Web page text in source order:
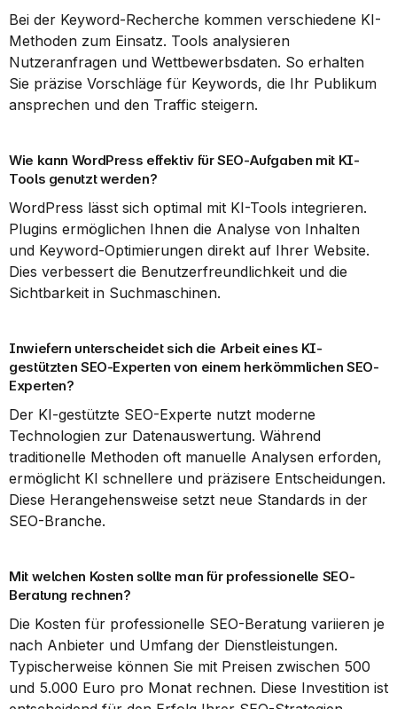
Bei der Keyword-Recherche kommen verschiedene KI-
Methoden zum Einsatz. Tools analysieren
Nutzeranfragen und Wettbewerbsdaten. So erhalten
Sie präzise Vorschläge für Keywords, die Ihr Publikum
ansprechen und den Traffic steigern.
Wie kann WordPress effektiv für SEO-Aufgaben mit KI-
Tools genutzt werden?
WordPress lässt sich optimal mit KI-Tools integrieren.
Plugins ermöglichen Ihnen die Analyse von Inhalten
und Keyword-Optimierungen direkt auf Ihrer Website.
Dies verbessert die Benutzerfreundlichkeit und die
Sichtbarkeit in Suchmaschinen.
Inwiefern unterscheidet sich die Arbeit eines KI-
gestützten SEO-Experten von einem herkömmlichen SEO-
Experten?
Der KI-gestützte SEO-Experte nutzt moderne
Technologien zur Datenauswertung. Während
traditionelle Methoden oft manuelle Analysen erforden,
ermöglicht KI schnellere und präzisere Entscheidungen.
Diese Herangehensweise setzt neue Standards in der
SEO-Branche.
Mit welchen Kosten sollte man für professionelle SEO-
Beratung rechnen?
Die Kosten für professionelle SEO-Beratung variieren je
nach Anbieter und Umfang der Dienstleistungen.
Typischerweise können Sie mit Preisen zwischen 500
und 5.000 Euro pro Monat rechnen. Diese Investition ist